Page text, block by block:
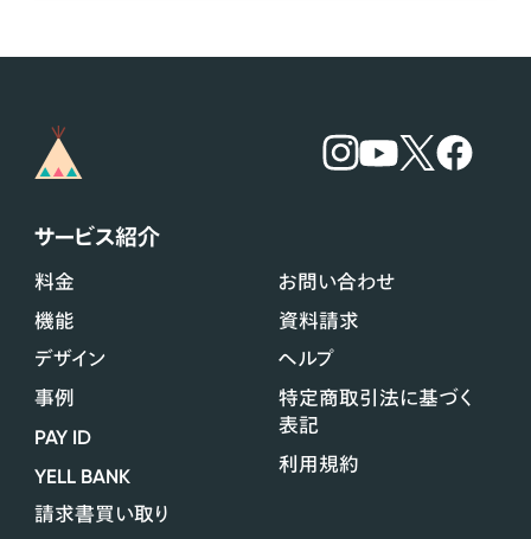
サービス紹介
料金
機能
デザイン
事例
PAY ID
YELL BANK
請求書買い取り
お問い合わせ
資料請求
ヘルプ
特定商取引法に基づく
表記
利用規約